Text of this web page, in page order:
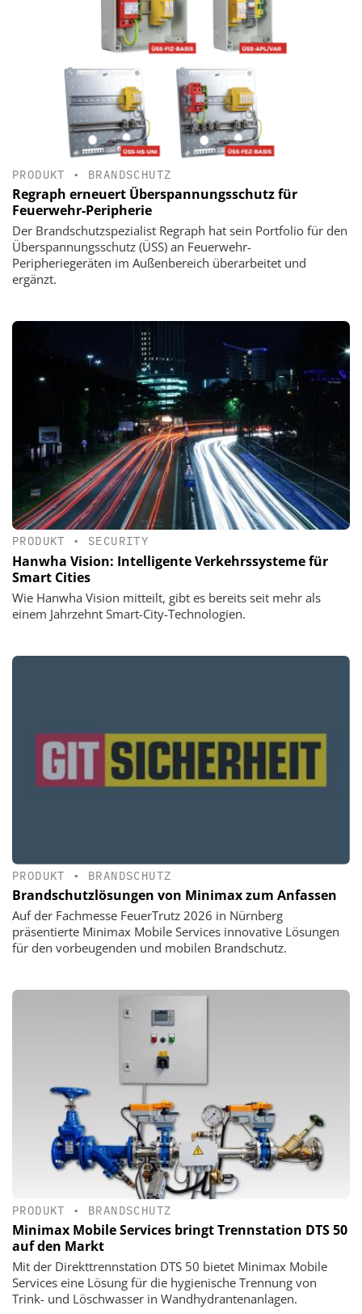
PRODUKT • BRANDSCHUTZ
Regraph erneuert Überspannungsschutz für
Feuerwehr-Peripherie
Der Brandschutzspezialist Regraph hat sein Portfolio für den
Überspannungsschutz (ÜSS) an Feuerwehr-
Peripheriegeräten im Außenbereich überarbeitet und
ergänzt.
PRODUKT • SECURITY
Hanwha Vision: Intelligente Verkehrssysteme für
Smart Cities
Wie Hanwha Vision mitteilt, gibt es bereits seit mehr als
einem Jahrzehnt Smart-City-Technologien.
PRODUKT • BRANDSCHUTZ
Brandschutzlösungen von Minimax zum Anfassen
Auf der Fachmesse FeuerTrutz 2026 in Nürnberg
präsentierte Minimax Mobile Services innovative Lösungen
für den vorbeugenden und mobilen Brandschutz.
PRODUKT • BRANDSCHUTZ
Minimax Mobile Services bringt Trennstation DTS 50
auf den Markt
Mit der Direkttrennstation DTS 50 bietet Minimax Mobile
Services eine Lösung für die hygienische Trennung von
Trink- und Löschwasser in Wandhydrantenanlagen.